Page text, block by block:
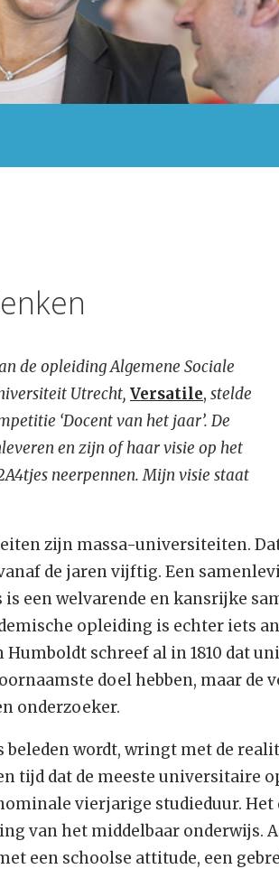
de opleiding Algemene Sociale
Utrecht, Versatile, stelde
‘Docent van het jaar’. De
en zijn of haar visie op het
neerpennen. Mijn visie staat
zijn massa-universiteiten.
de jaren vijftig. Een
een welvarende en kansrijke
opleiding is echter iets
schreef al in 1810 dat
doel hebben, maar de
onderzoeker.
beleden wordt, wringt met de
tijd dat de meeste universitaire
vierjarige studieduur.
van het middelbaar onderwijs.
een schoolse attitude, een